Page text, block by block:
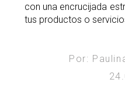
con una encrucijada
tus productos o
Por: